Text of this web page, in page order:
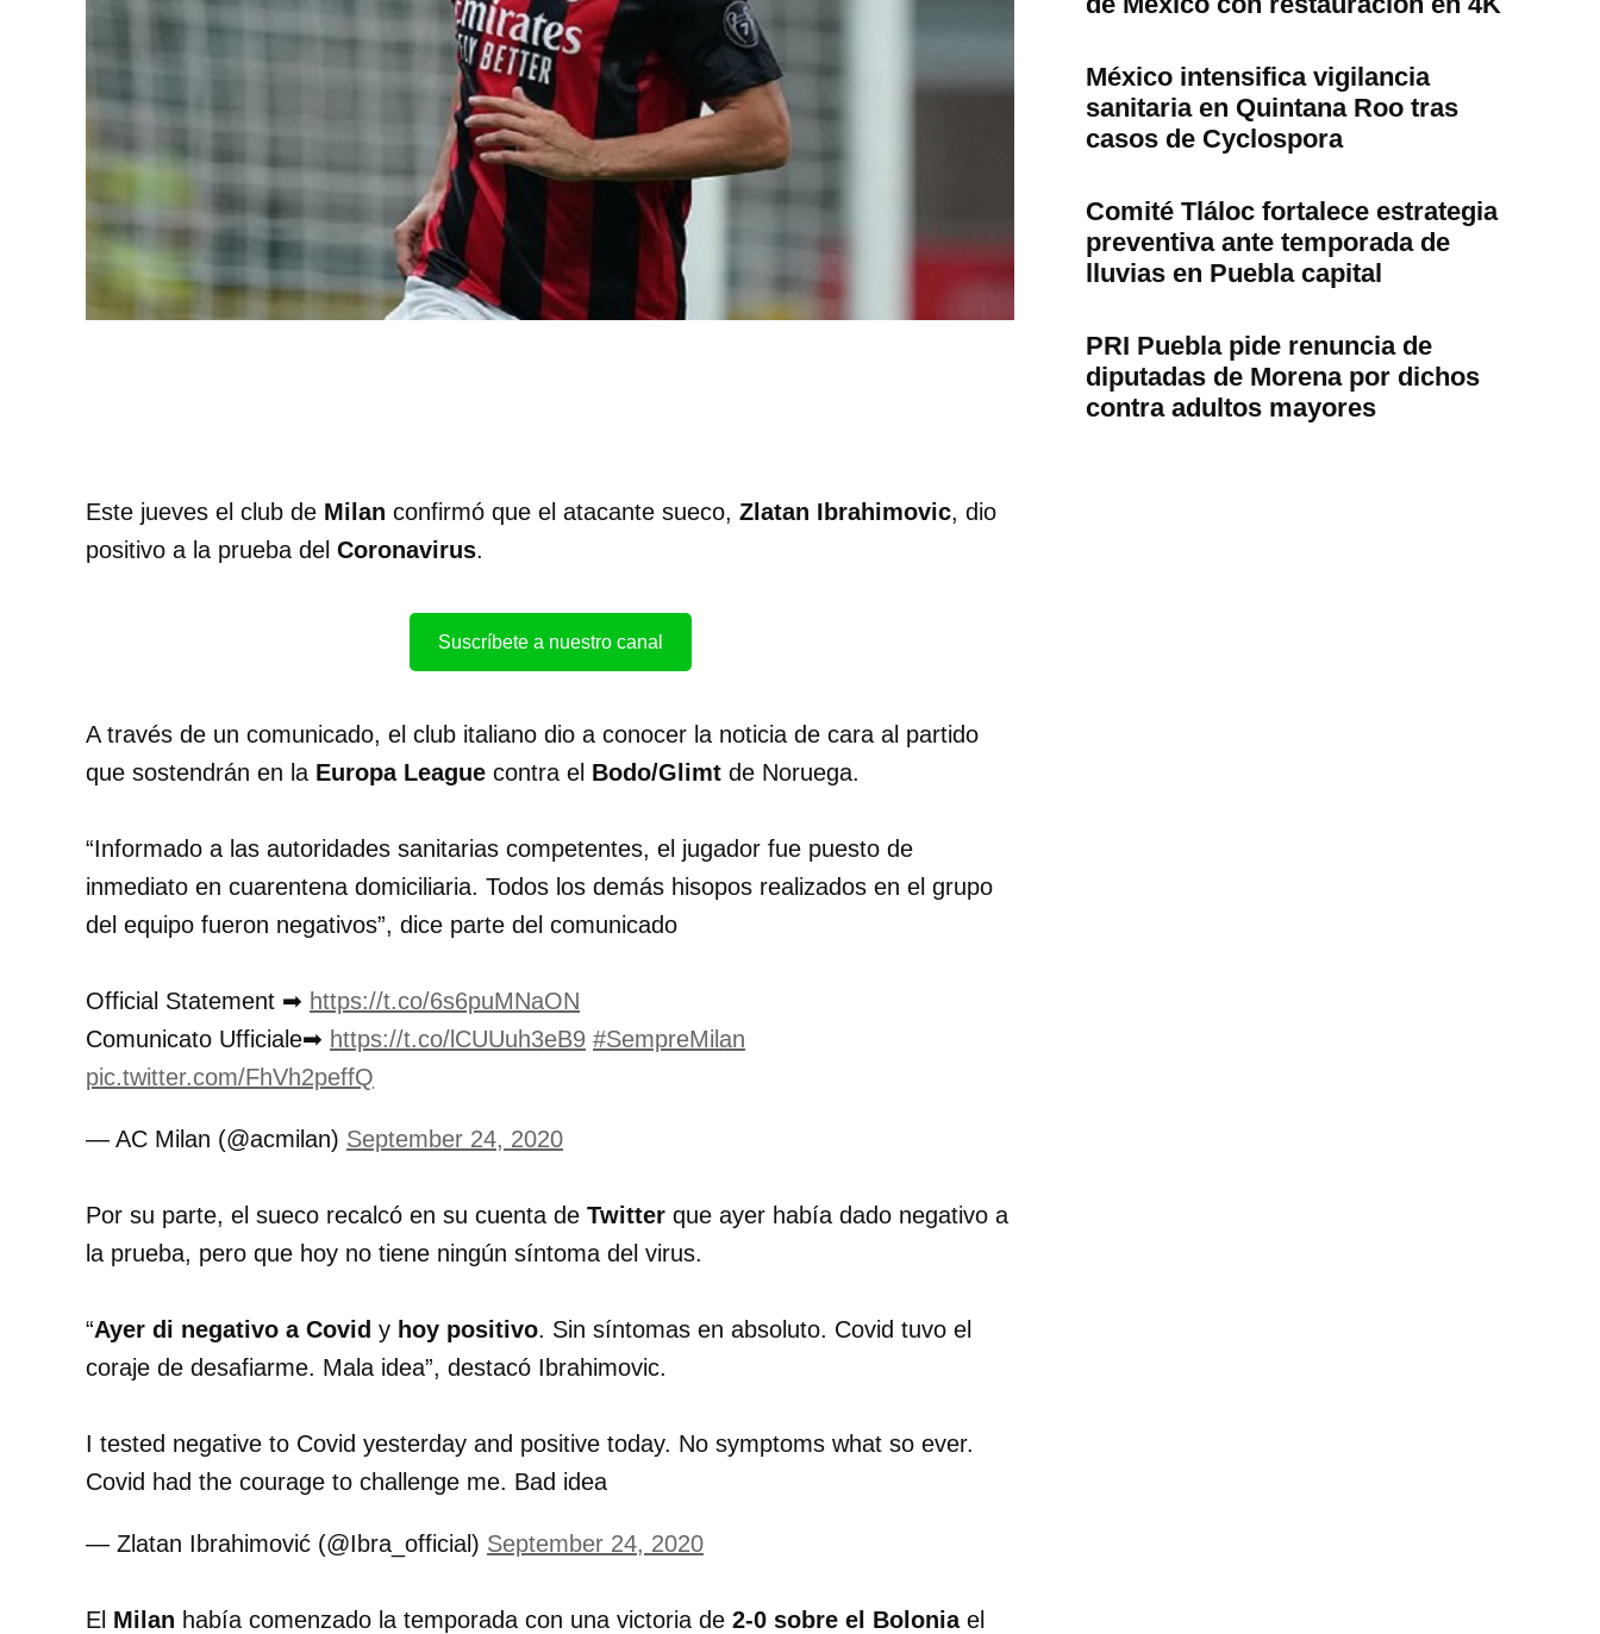
Este jueves el club de Milan confirmó que el atacante sueco, Zlatan Ibrahimovic, dio
positivo a la prueba del Coronavirus.
Suscríbete a nuestro canal
A través de un comunicado, el club italiano dio a conocer la noticia de cara al partido
que sostendrán en la Europa League contra el Bodo/Glimt de Noruega.
“Informado a las autoridades sanitarias competentes, el jugador fue puesto de
inmediato en cuarentena domiciliaria. Todos los demás hisopos realizados en el grupo
del equipo fueron negativos”, dice parte del comunicado
Official Statement ➡ https://t.co/6s6puMNaON
Comunicato Ufficiale➡ https://t.co/lCUUuh3eB9 #SempreMilan
pic.twitter.com/FhVh2peffQ
— AC Milan (@acmilan) September 24, 2020
Por su parte, el sueco recalcó en su cuenta de Twitter que ayer había dado negativo a
la prueba, pero que hoy no tiene ningún síntoma del virus.
“Ayer di negativo a Covid y hoy positivo. Sin síntomas en absoluto. Covid tuvo el
coraje de desafiarme. Mala idea”, destacó Ibrahimovic.
I tested negative to Covid yesterday and positive today. No symptoms what so ever.
Covid had the courage to challenge me. Bad idea
— Zlatan Ibrahimović (@Ibra_official) September 24, 2020
El Milan había comenzado la temporada con una victoria de 2-0 sobre el Boloniael
México intensifica vigilancia
sanitaria en Quintana Roo tras
casos de Cyclospora
Comité Tláloc fortalece estrategia
preventiva ante temporada de
lluvias en Puebla capital
PRI Puebla pide renuncia de
diputadas de Morena por dichos
contra adultos mayores